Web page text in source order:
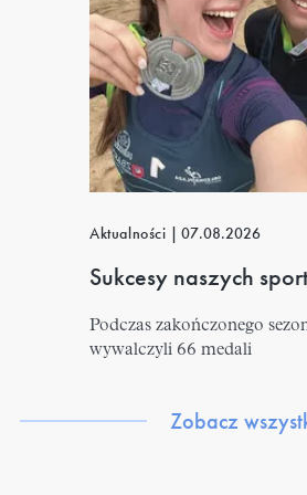
Zobacz
Aktualności | 07.08.2026
Sukcesy naszych
Podczas zakończonego
wywalczyli 66 medali